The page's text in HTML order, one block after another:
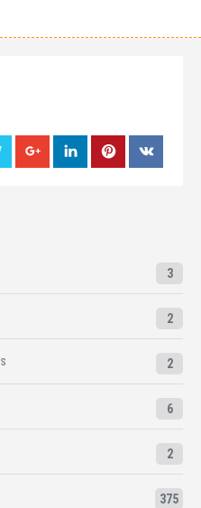
3
2
2
6
2
375